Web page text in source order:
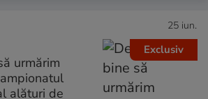
Exclusiv
25 iun.
urmărim
alături de